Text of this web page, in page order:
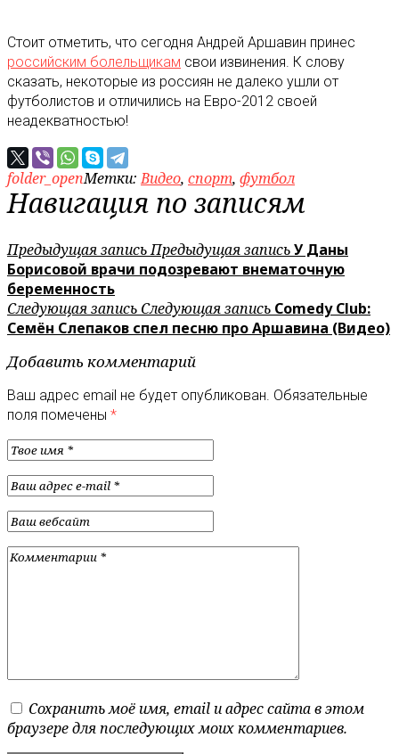
Стоит отметить, что сегодня Андрей Аршавин принес
российским болельщикам свои извинения. К слову
сказать, некоторые из россиян не далеко ушли от
футболистов и отличились на Евро-2012 своей
неадекватностью!
folder_openМетки:Видео, спорт, футбол
Навигация по записям
Предыдущая записьПредыдущая записьУ Даны
Борисовой врачи подозревают внематочную
беременность
Следующая запись Следующая запись Comedy Club:
Семён Слепаков спел песню про Аршавина (Видео)
Добавить комментарий
Ваш адрес email не будет опубликован. Обязательные
поля помечены *
Сохранить моё имя, email и адрес сайта в этом
браузере для последующих моих комментариев.